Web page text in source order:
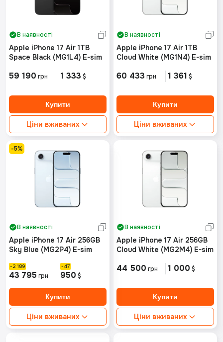
В наявності
Apple iPhone 17 Air 1TB
Space Black (MG1L4) E-sim
59 190 грн 1 333 $
Ціни вживаних
Ідеальний стан від:
Немає в наявності
Хороший стан від:
Немає в наявності
В наявності
Apple iPhone 17 Air 1TB
Cloud White (MG1N4) E-sim
60 433 грн 1 361 $
Ціни вживаних
Ідеальний стан від:
Хороший стан від:
Немає в наявності
-5%
В наявності
Apple iPhone 17 Air 256GB
Sky Blue (MG2P4) E-sim
2 189
43 795 грн
47
950 $
Ціни вживаних
Ідеальний стан від:
В наявності
Apple iPhone 17 Air 256GB
Cloud White (MG2M4) E-sim
44 500 грн 1 000 $
Ціни вживаних
Ідеальний стан від: